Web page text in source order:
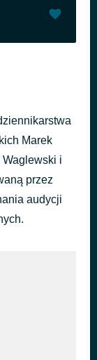
Marek
i
przez
audycji